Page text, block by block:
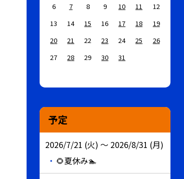
6
7 8 9 10 11
12
13
14 15 16 17 18
19
20
21 22 23 24 25
26
27
28 29 30 31
予定
2026/7/21 (火) ～ 2026/8/31 (月)
🌻夏休み🏊